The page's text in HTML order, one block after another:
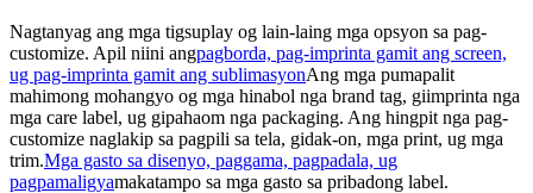
Nagtanyag ang mga tigsuplay og lain-laing mga opsyon sa pag-
customize. Apil niini angpagborda, pag-imprinta gamit ang screen,
ug pag-imprinta gamit ang sublimasyonAng mga pumapalit
mahimong mohangyo og mga hinabol nga brand tag, giimprinta nga
mga care label, ug gipahaom nga packaging. Ang hingpit nga pag-
customize naglakip sa pagpili sa tela, gidak-on, mga print, ug mga
trim.Mga gasto sa disenyo, paggama, pagpadala, ug
pagpamaligyamakatampo sa mga gasto sa pribadong label.